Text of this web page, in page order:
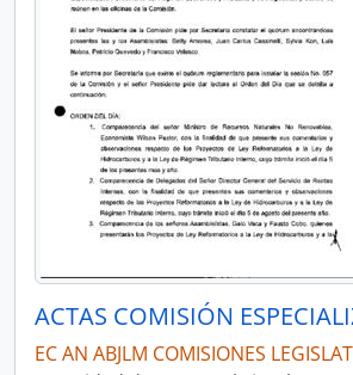
EC AN ABJLM COMISIONES